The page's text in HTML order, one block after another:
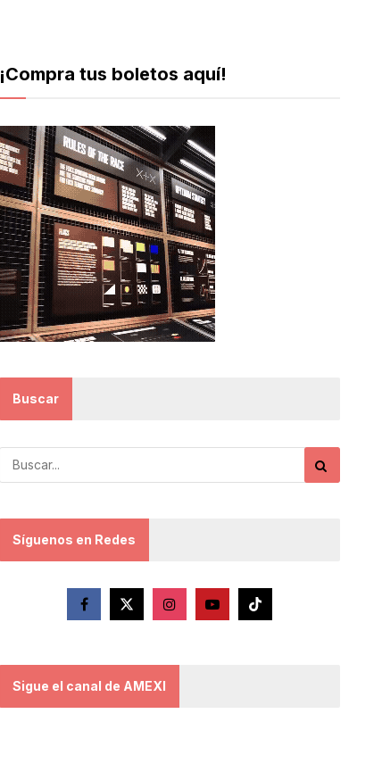
¡Compra tus boletos aquí!
Buscar
Síguenos en Redes
Sigue el canal de AMEXI